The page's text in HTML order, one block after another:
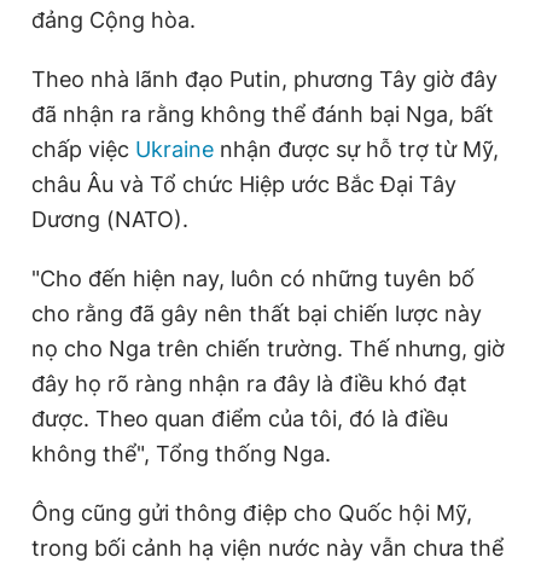
đảng Cộng hòa.
Theo nhà lãnh đạo Putin, phương Tây giờ đây
đã nhận ra rằng không thể đánh bại Nga, bất
chấp việc Ukraine nhận được sự hỗ trợ từ Mỹ,
châu Âu và Tổ chức Hiệp ước Bắc Đại Tây
Dương (NATO).
"Cho đến hiện nay, luôn có những tuyên bố
cho rằng đã gây nên thất bại chiến lược này
nọ cho Nga trên chiến trường. Thế nhưng, giờ
đây họ rõ ràng nhận ra đây là điều khó đạt
được. Theo quan điểm của tôi, đó là điều
không thể", Tổng thống Nga.
Ông cũng gửi thông điệp cho Quốc hội Mỹ,
trong bối cảnh hạ viện nước này vẫn chưa thể